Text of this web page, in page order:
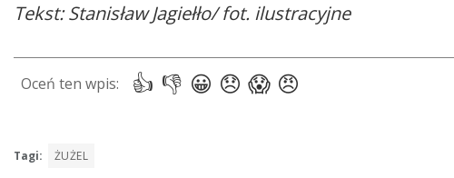
Tekst: Stanisław Jagiełło/ fot. ilustracyjne
Tagi: ŻUŻEL